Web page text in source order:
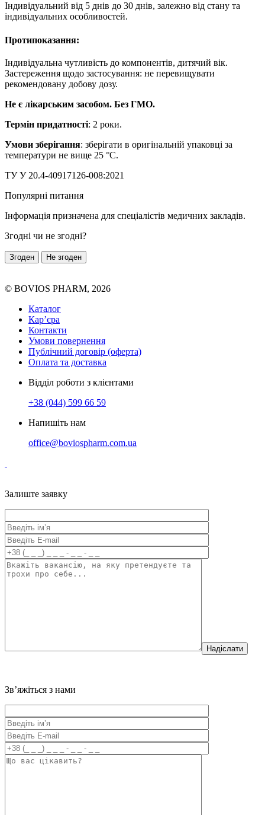
Індивідуальний від 5 днів до 30 днів, залежно від стану та
індивідуальних особливостей.
Протипоказання:
Індивідуальна чутливість до компонентів, дитячий вік.
Застереження щодо застосування: не перевищувати
рекомендовану добову дозу.
Не є лікарським засобом. Без ГМО.
Термін придатності: 2 роки.
Умови зберігання: зберігати в оригінальній упаковці за
температури не вище 25 °С.
ТУ У 20.4-40917126-008:2021
Популярні питання
Інформація призначена для спеціaлістів медичних закладів.
Згодні чи не згодні?
Згоден Не згоден
© BOVIOS PHARM, 2026
Каталог
Кар’єра
Контакти
Умови повернення
Публічний договір (оферта)
Оплата та доставка
Відділ роботи з клієнтами
+38 (044) 599 66 59
Напишіть нам
office@boviospharm.com.ua
Залиште заявку
Надіслати
Зв’яжіться з нами